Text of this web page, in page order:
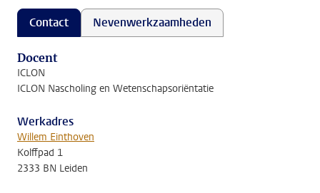
Contact Nevenwerkzaamheden
Docent
ICLON
ICLON Nascholing en Wetenschapsoriëntatie
Werkadres
Willem Einthoven
Kolffpad 1
2333 BN Leiden